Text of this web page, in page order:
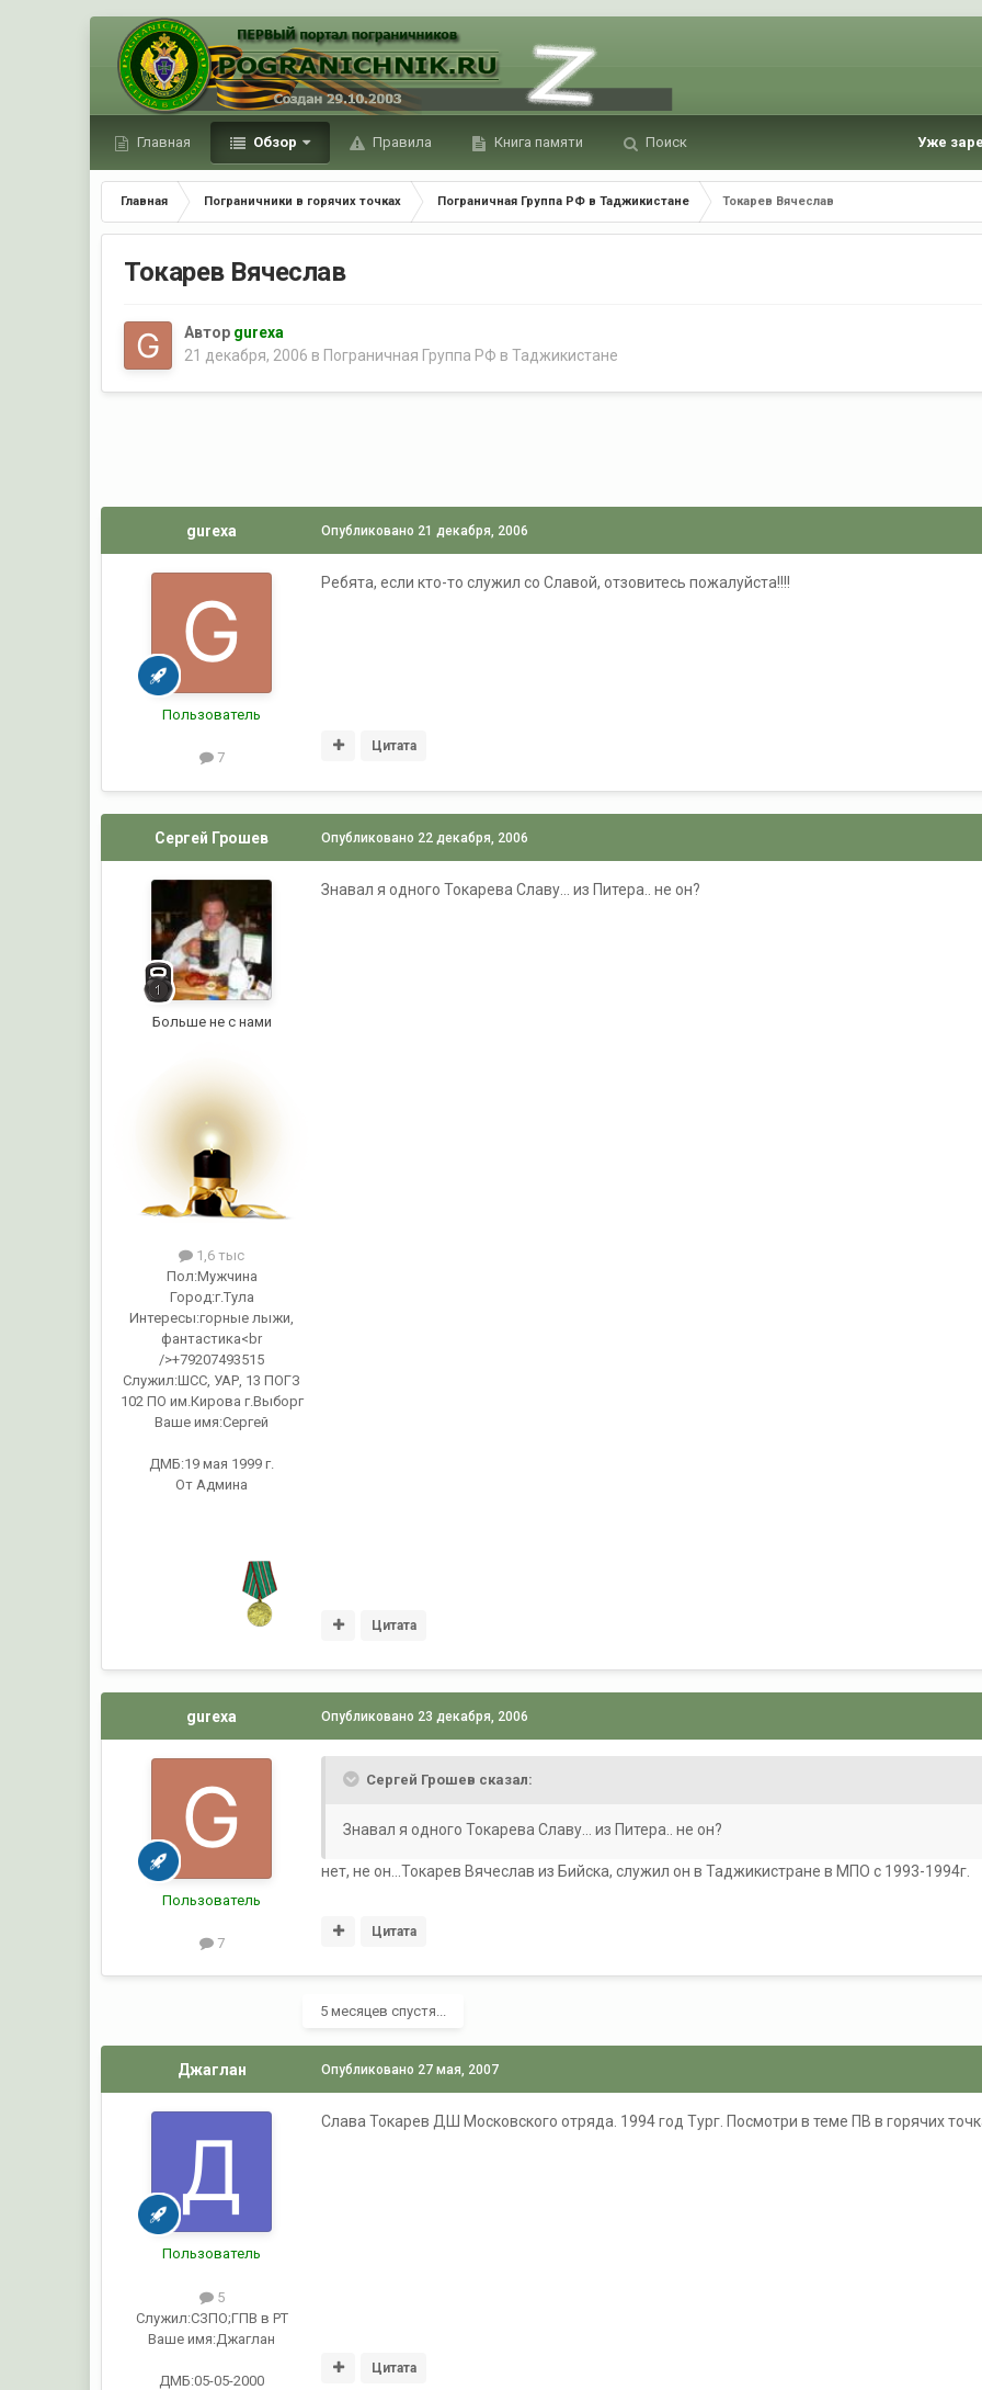
Главная Обзор Правила Книга памяти Поиск Уже
Главная Пограничники в горячих точках Пограничная Группа РФ в Таджикистане Токарев Вячеслав
Токарев Вячеслав
Автор gurexa
21 декабря, 2006 в Пограничная Группа РФ в Таджикистане
gurexa
Пользователь
7
Опубликовано 21 декабря, 2006
Ребята, если кто-то служил со Славой, отзовитесь пожалуйста!!!!
Цитата
Сергей Грошев
Больше не с нами
1,6 тыс
Пол:Мужчина
Город:г.Тула
Интересы:горные лыжи,
фантастика<br
/>+79207493515
Служил:ШСС, УАР, 13 ПОГЗ
102 ПО им.Кирова г.Выборг
Ваше имя:Сергей
ДМБ:19 мая 1999 г.
От Админа
Опубликовано 22 декабря, 2006
Знавал я одного Токарева Славу... из Питера.. не он?
Цитата
gurexa
Пользователь
7
Опубликовано 23 декабря, 2006
Сергей Грошев сказал:
Знавал я одного Токарева Славу... из Питера.. не он?
нет, не он...Токарев Вячеслав из Бийска, служил он в Таджикистране в МПО с 1993-1994г.
Цитата
5 месяцев спустя...
Джаглан
Пользователь
5
Служил:СЗПО;ГПВ в РТ
Ваше имя:Джаглан
ДМБ:05-05-2000
Опубликовано 27 мая, 2007
Слава Токарев ДШ Московского отряда. 1994 год Тург. Посмотри в теме ПВ в горячих
Цитата